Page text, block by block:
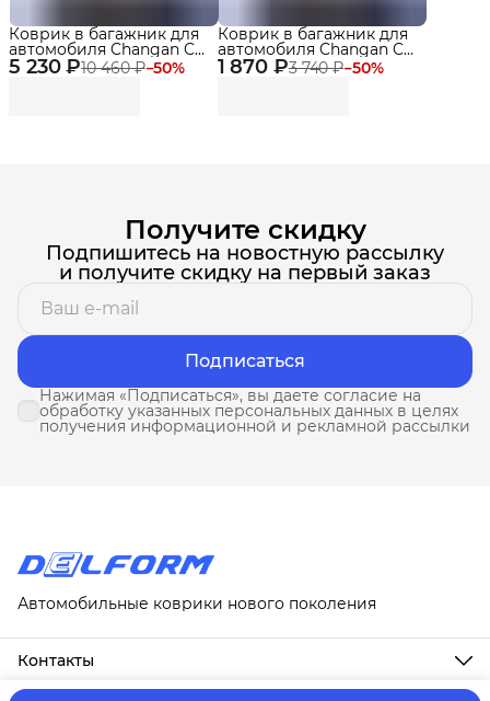
5 230 ₽10 460 ₽−50%
Коврик в багажник для
автомобиля Changan CS
95 I поколение с
разложенным 3 рядом
1 870 ₽3 740 ₽−50%
Коврик в багажник для
автомобиля Changan CS
95 I поколение
сложенный 3 рядом
Получите скидку
Подпишитесь на новостную рассылку
и получите скидку на первый заказ
Подписаться
Нажимая «Подписаться», вы даете согласие на
обработку указанных персональных данных в целях
получения информационной и рекламной рассылки
Автомобильные коврики нового поколения
Контакты
Адрес